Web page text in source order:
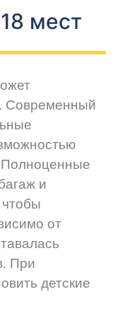
мест
Современный
Полноценные
и
от
При
детские